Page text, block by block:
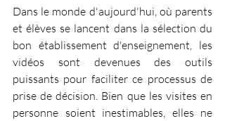
Dans le monde d'aujourd'hui, où parents
et élèves se lancent dans la sélection du
bon établissement d'enseignement, les
vidéos sont devenues des outils
puissants pour faciliter ce processus de
prise de décision. Bien que les visites en
personne soient inestimables, elles ne